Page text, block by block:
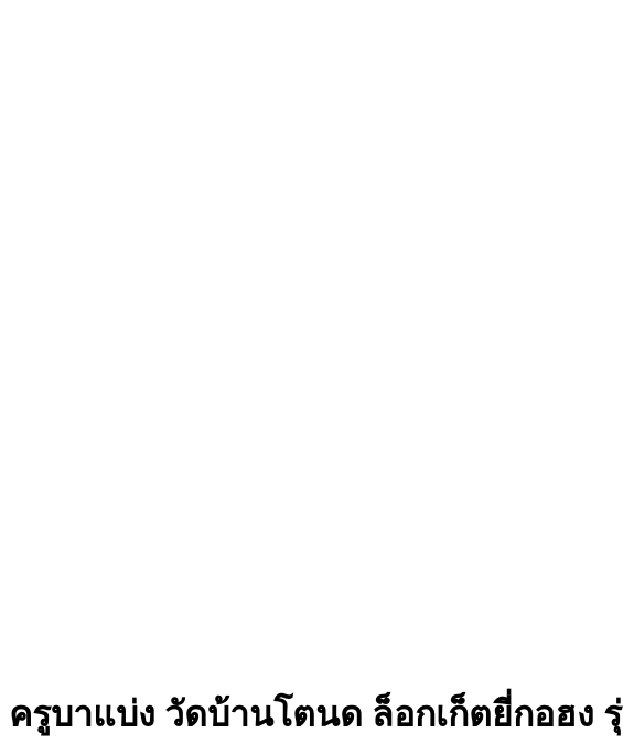
ครูบาแบ่ง วัดบ้านโตนด ล็อกเก็ตยี่กอฮง